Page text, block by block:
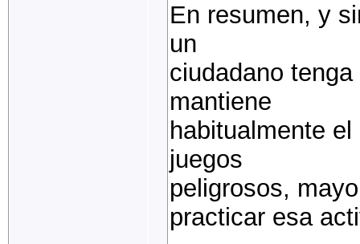
En resumen, y
un
ciudadano
mantiene
habitualmente
juegos
peligrosos,
practicar esa